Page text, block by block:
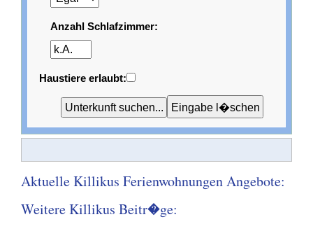
Anzahl Schlafzimmer:
Haustiere erlaubt:
Aktuelle Killikus Ferienwohnungen Angebote:
Weitere Killikus Beitr�ge: